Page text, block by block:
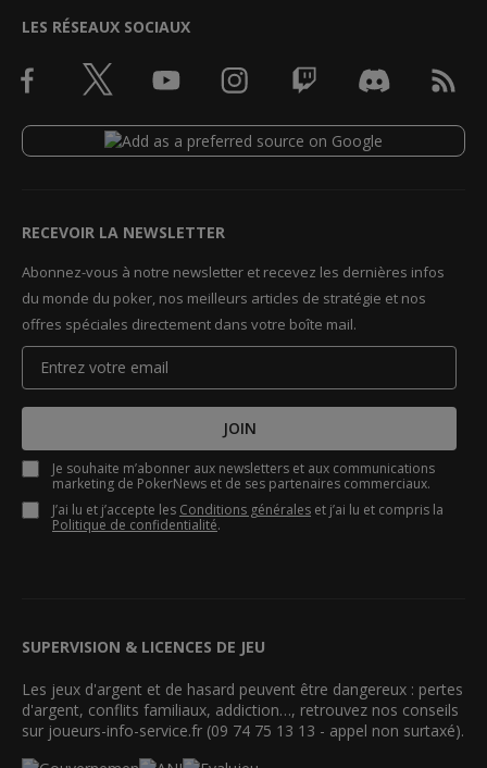
LES RÉSEAUX SOCIAUX
RECEVOIR LA NEWSLETTER
Abonnez-vous à notre newsletter et recevez les dernières infos
du monde du poker, nos meilleurs articles de stratégie et nos
offres spéciales directement dans votre boîte mail.
JOIN
Je souhaite m’abonner aux newsletters et aux communications
marketing de PokerNews et de ses partenaires commerciaux.
J’ai lu et j’accepte les Conditions générales et j’ai lu et compris la
Politique de confidentialité.
SUPERVISION & LICENCES DE JEU
Les jeux d'argent et de hasard peuvent être dangereux : pertes
d'argent, conflits familiaux, addiction…, retrouvez nos conseils
sur joueurs-info-service.fr (09 74 75 13 13 - appel non surtaxé).